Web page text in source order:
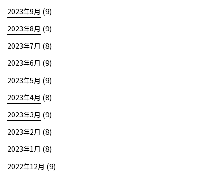
2023年9月 (9)
2023年8月 (9)
2023年7月 (8)
2023年6月 (9)
2023年5月 (9)
2023年4月 (8)
2023年3月 (9)
2023年2月 (8)
2023年1月 (8)
2022年12月 (9)